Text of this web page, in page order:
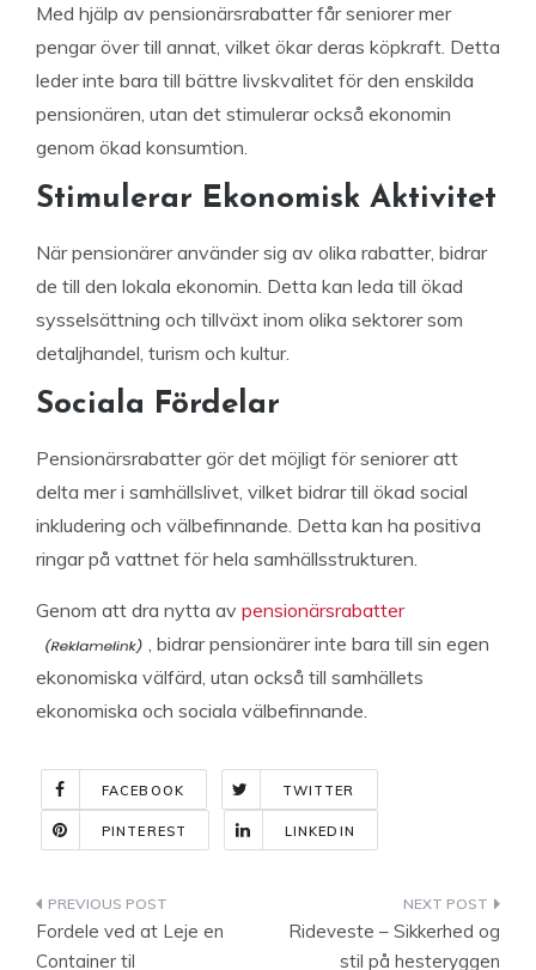
Med hjälp av pensionärsrabatter får seniorer mer
pengar över till annat, vilket ökar deras köpkraft. Detta
leder inte bara till bättre livskvalitet för den enskilda
pensionären, utan det stimulerar också ekonomin
genom ökad konsumtion.
Stimulerar Ekonomisk Aktivitet
När pensionärer använder sig av olika rabatter, bidrar
de till den lokala ekonomin. Detta kan leda till ökad
sysselsättning och tillväxt inom olika sektorer som
detaljhandel, turism och kultur.
Sociala Fördelar
Pensionärsrabatter gör det möjligt för seniorer att
delta mer i samhällslivet, vilket bidrar till ökad social
inkludering och välbefinnande. Detta kan ha positiva
ringar på vattnet för hela samhällsstrukturen.
Genom att dra nytta av pensionärsrabatter
, bidrar pensionärer inte bara till sin egen
ekonomiska välfärd, utan också till samhällets
ekonomiska och sociala välbefinnande.
FACEBOOK TWITTER
PINTEREST LINKEDIN
Indlægsnavigation
Fordele ved at Leje en
Container til
Rideveste – Sikkerhed og
stil på hesteryggen